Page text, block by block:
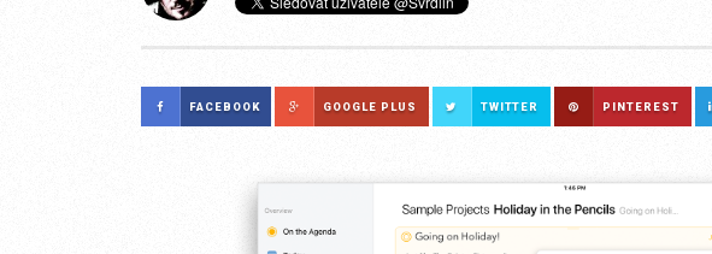
FACEBOOK GOOGLE PLUS TWITTER PINTEREST